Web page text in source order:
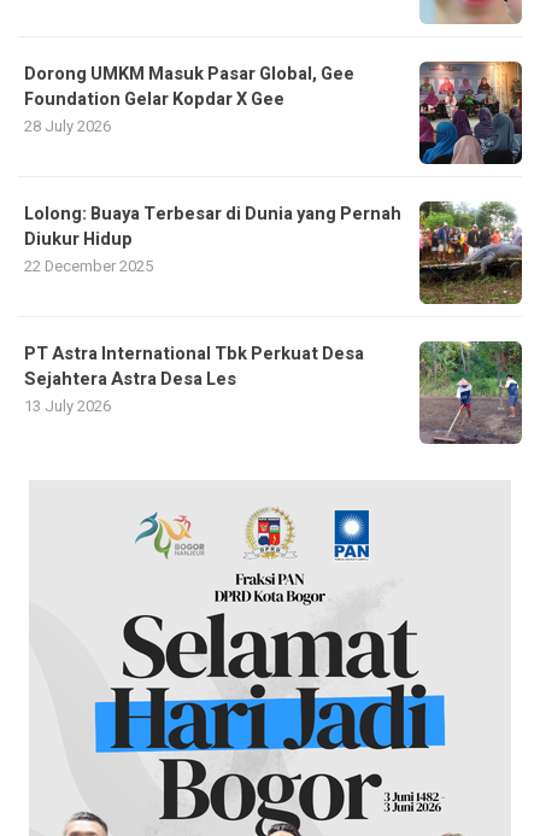
Dorong UMKM Masuk Pasar Global, Gee
Foundation Gelar Kopdar X Gee
28 July 2026
Lolong: Buaya Terbesar di Dunia yang Pernah
Diukur Hidup
22 December 2025
PT Astra International Tbk Perkuat Desa
Sejahtera Astra Desa Les
13 July 2026